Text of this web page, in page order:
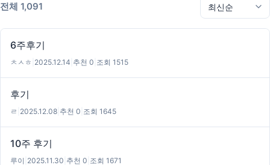
전체 1,091
6주후기
ㅊㅅㅎ 2025.12.14 추천 0 조회 1515
후기
ㄹ 2025.12.08 추천 0 조회 1645
10주 후기
루이 2025.11.30 추천 0 조회 1671